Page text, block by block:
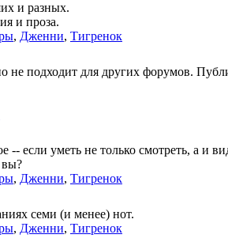
и разных.
и проза.
, Дженни, Тигренок
не подходит для других форумов.
если уметь не только смотреть, а и
, Дженни, Тигренок
семи (и менее) нот.
, Дженни, Тигренок